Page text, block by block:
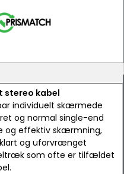
stereo kabel
individuelt skærmede
og normal single-end
og effektiv skærmning,
og uforvrænget
som ofte er tilfældet